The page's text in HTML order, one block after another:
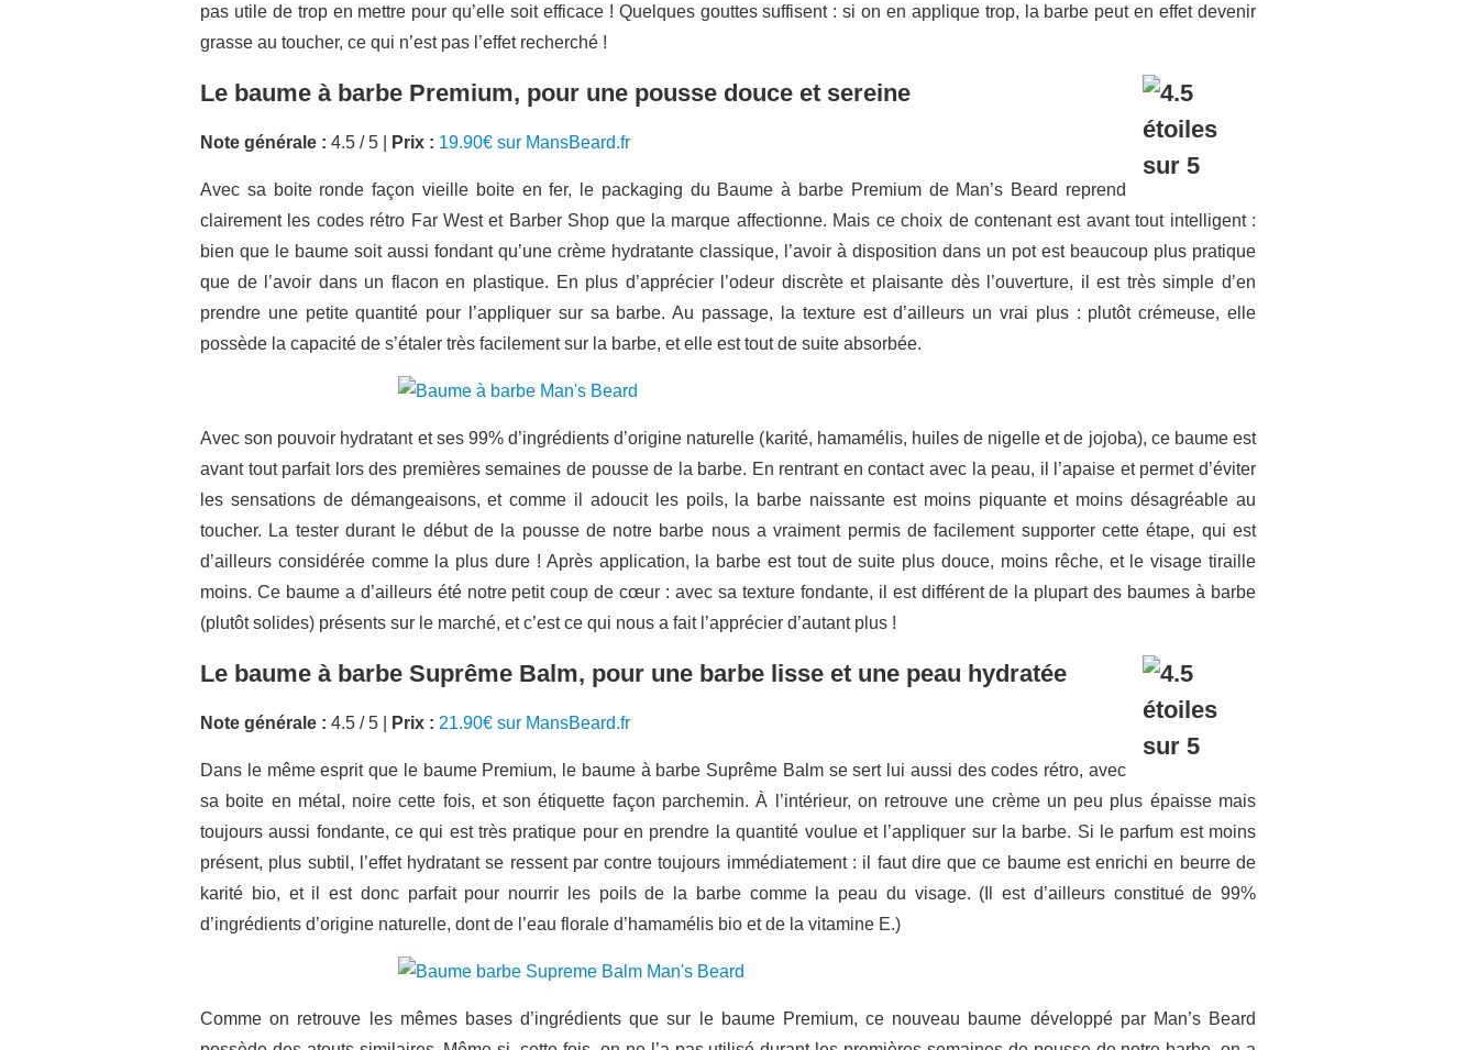
pas utile de trop en mettre pour qu’elle soit efficace ! Quelques gouttes suffisent : si on en applique trop, la barbe peut en effet devenir
grasse au toucher, ce qui n’est pas l’effet recherché !
Le baume à barbe Premium, pour une pousse douce et sereine
Note générale : 4.5 / 5 | Prix : 19.90€ sur MansBeard.fr
Avec sa boite ronde façon vieille boite en fer, le packaging du Baume à barbe Premium de Man’s Beard reprend
clairement les codes rétro Far West et Barber Shop que la marque affectionne. Mais ce choix de contenant est avant tout intelligent :
bien que le baume soit aussi fondant qu’une crème hydratante classique, l’avoir à disposition dans un pot est beaucoup plus pratique
que de l’avoir dans un flacon en plastique. En plus d’apprécier l’odeur discrète et plaisante dès l’ouverture, il est très simple d’en
prendre une petite quantité pour l’appliquer sur sa barbe. Au passage, la texture est d’ailleurs un vrai plus : plutôt crémeuse, elle
possède la capacité de s’étaler très facilement sur la barbe, et elle est tout de suite absorbée.
Avec son pouvoir hydratant et ses 99% d’ingrédients d’origine naturelle (karité, hamamélis, huiles de nigelle et de jojoba), ce baume est
avant tout parfait lors des premières semaines de pousse de la barbe. En rentrant en contact avec la peau, il l’apaise et permet d’éviter
les sensations de démangeaisons, et comme il adoucit les poils, la barbe naissante est moins piquante et moins désagréable au
toucher. La tester durant le début de la pousse de notre barbe nous a vraiment permis de facilement supporter cette étape, qui est
d’ailleurs considérée comme la plus dure ! Après application, la barbe est tout de suite plus douce, moins rêche, et le visage tiraille
moins. Ce baume a d’ailleurs été notre petit coup de cœur : avec sa texture fondante, il est différent de la plupart des baumes à barbe
(plutôt solides) présents sur le marché, et c’est ce qui nous a fait l’apprécier d’autant plus !
Le baume à barbe Suprême Balm, pour une barbe lisse et une peau hydratée
Note générale : 4.5 / 5 | Prix : 21.90€ sur MansBeard.fr
Dans le même esprit que le baume Premium, le baume à barbe Suprême Balm se sert lui aussi des codes rétro, avec
sa boite en métal, noire cette fois, et son étiquette façon parchemin. À l’intérieur, on retrouve une crème un peu plus épaisse mais
toujours aussi fondante, ce qui est très pratique pour en prendre la quantité voulue et l’appliquer sur la barbe. Si le parfum est moins
présent, plus subtil, l’effet hydratant se ressent par contre toujours immédiatement : il faut dire que ce baume est enrichi en beurre de
karité bio, et il est donc parfait pour nourrir les poils de la barbe comme la peau du visage. (Il est d’ailleurs constitué de 99%
d’ingrédients d’origine naturelle, dont de l’eau florale d’hamamélis bio et de la vitamine E.)
Comme on retrouve les mêmes bases d’ingrédients que sur le baume Premium, ce nouveau baume développé par Man’s Beard